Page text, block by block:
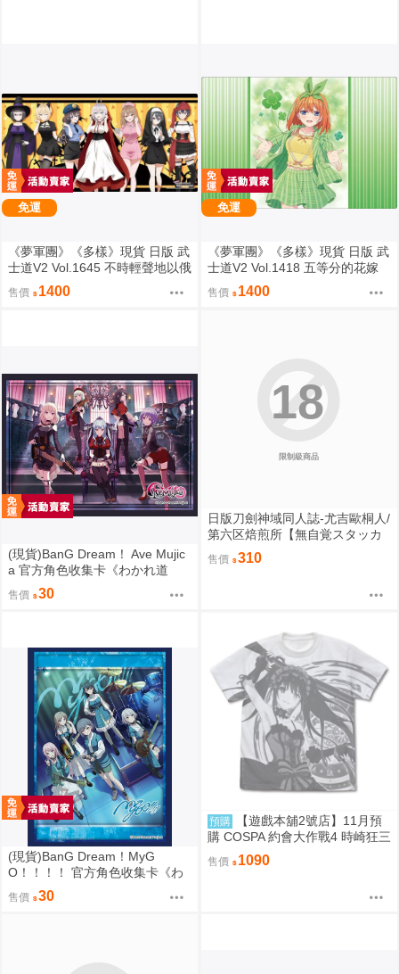
免運
《夢軍團》《多樣》現貨 日版 武
士道V2 Vol.1645 不時輕聲地以俄
語遮羞的鄰座艾莉同學 動漫桌墊
卡墊 全員
售價 1400
免運
《夢軍團》《多樣》現貨 日版 武
士道V2 Vol.1418 五等分的花嫁
動漫桌墊 卡墊 中野四葉
售價 1400
(現貨)BanG Dream！ Ave Mujic
a 官方角色收集卡《わかれ道
の、その先へ》（單售）
售價 30
限制級商品
18
日版刀劍神域同人誌-尤吉歐桐人/
第六区焙煎所【無自覚スタッカ
ート】
售價 310
(現貨)BanG Dream！MyG
O！！！！ 官方角色收集卡《わ
かれ道の、その先へ》（單售）
售價 30
預購
【遊戲本舖2號店】11月預
購 COSPA 約會大作戰4 時崎狂三
滿版印刷 T恤 0822
售價 1090